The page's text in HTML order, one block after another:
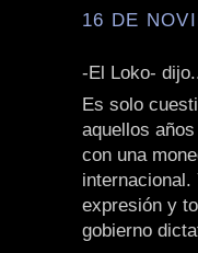
16 DE
-El Loko-
Es solo
aquellos
con una
expresión y
gobierno